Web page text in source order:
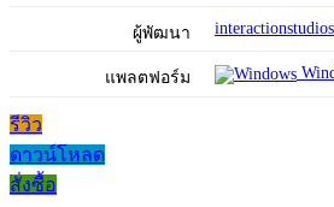
ผู้พัฒนา interactionstudios
แพลตฟอร์ม
รีวิว
ดาวน์โหลด
สั่งซื้อ